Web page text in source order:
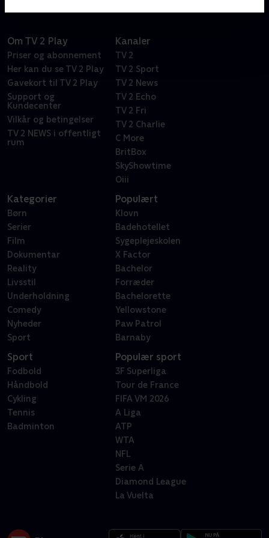
Om TV 2 Play
Priser og abonnement
Her kan du se TV 2 Play
Gavekort til TV 2 Play
Support og
Kundecenter
Vilkår og betingelser
TV 2 NEWS i offentligt
rum
Kanaler
TV 2
TV 2 Sport
TV 2 News
TV 2 Echo
TV 2 Fri
TV 2 Charlie
C More
BritBox
SkyShowtime
Oiii
Kategorier
Børn
Serier
Film
Dokumentar
Reality
Livsstil
Underholdning
Comedy
Nyheder
Sport
Populært
Klovn
Badehotellet
Sygeplejeskolen
X Factor
Bachelor
Forræder
Bachelorette
Yellowstone
Paw Patrol
Barnaby
Sport
Fodbold
Håndbold
Cykling
Tennis
Badminton
Populær sport
3F Superliga
Tour de France
FIFA VM 2026
A Liga
ATP
WTA
NFL
Serie A
Diamond League
La Vuelta